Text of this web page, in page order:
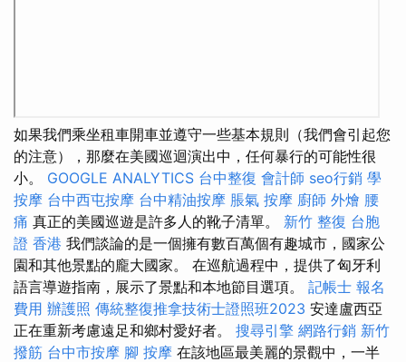
如果我們乘坐租車開車並遵守一些基本規則（我們會引起您
的注意），那麼在美國巡迴演出中，任何暴行的可能性很
小。 GOOGLE ANALYTICS 台中整復 會計師 seo行銷 學
按摩 台中西屯按摩 台中精油按摩 脹氣 按摩 廚師 外燴 腰
痛 真正的美國巡遊是許多人的靴子清單。 新竹 整復 台胞
證 香港 我們談論的是一個擁有數百萬個有趣城市，國家公
園和其他景點的龐大國家。 在巡航過程中，提供了匈牙利
語言導遊指南，展示了景點和本地節目選項。 記帳士 報名
費用 辦護照 傳統整復推拿技術士證照班2023 安達盧西亞
正在重新考慮遠足和鄉村愛好者。 搜尋引擎 網路行銷 新竹
撥筋 台中市按摩 腳 按摩 在該地區最美麗的景觀中，一半